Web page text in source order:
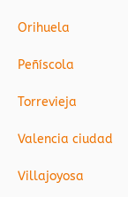
Orihuela
Peñíscola
Torrevieja
Valencia ciudad
Villajoyosa